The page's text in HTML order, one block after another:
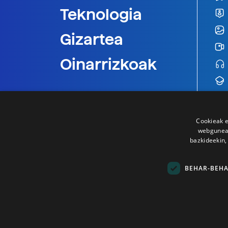
Teknologia
Gizartea
Oinarrizkoak
Cookieak
BEHAR-